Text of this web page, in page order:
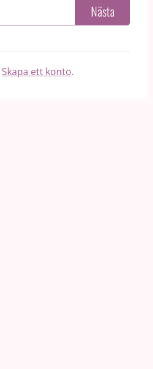
Nästa
Skapa ett konto.